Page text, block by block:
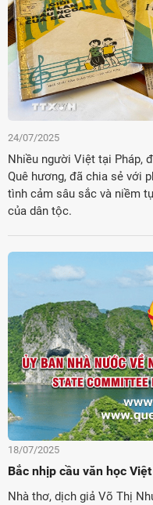
24/07/2025
Nhiều người Việt tại Pháp,
Quê hương, đã chia sẻ với
tình cảm sâu sắc và niềm
của dân tộc.
18/07/2025
Bắc nhịp cầu văn học
Nhà thơ, dịch giả Võ Thị